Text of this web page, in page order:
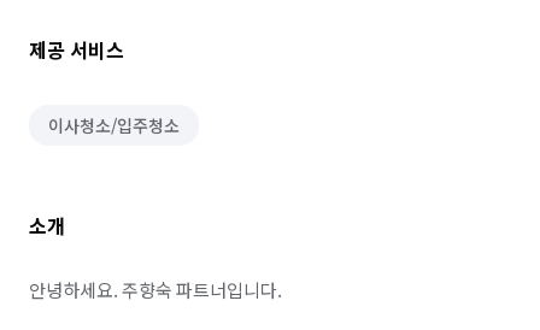
제공 서비스
이사청소/입주청소
소개
안녕하세요. 주향숙 파트너입니다.